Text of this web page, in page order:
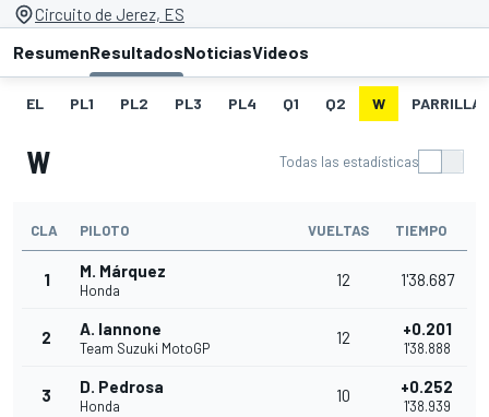
Circuito de Jerez, ES
ResumenResultadosNoticiasVideos
EL PL1 PL2 PL3 PL4 Q1 Q2 W PARRILLA
W Todas las estadísticas
CLA PILOTO VUELTAS TIEMPO
1 M. Márquez
Honda
12 1'38.687
2 A. Iannone
Team Suzuki MotoGP
12 +0.201
1'38.888
3 D. Pedrosa
Honda
10 +0.252
1'38.939